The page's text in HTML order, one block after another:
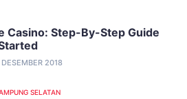
Casino: Step-By-Step Guide
2018
SELATAN